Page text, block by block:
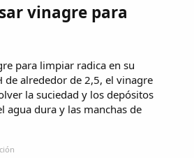
vinagre para
para limpiar radica en su
de alrededor de 2,5, el vinagre
la suciedad y los depósitos
agua dura y las manchas de